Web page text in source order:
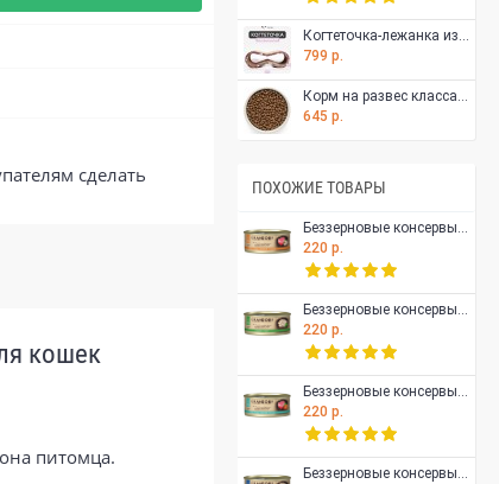
Когтеточка-лежанка из гофрокартона Тумяу Айс Mini для кошек, 54 х 21 х 20 см
799 р.
Корм на развес класса холистик Grandorf для домашних кошек, с чувствительным ЖКТ или склонных к аллергии, ягненок с индейкой, 500 гр
645 р.
ПОХОЖИЕ ТОВАРЫ
Беззерновые консервы GRANDORF для особо аллергенных кошек всех возрастов, филе тунца с куриной грудкой в собственном соку 70 гр
220 р.
Беззерновые консервы GRANDORF для особо аллергенных кошек всех возрастов, куриная грудка в собственном соку 70 гр
220 р.
Беззерновые консервы GRANDORF для особо аллергенных кошек всех возрастов, Филе тунца с мясом лосося в собственном соку 70 гр
220 р.
Беззерновые консервы GRANDORF для особо аллергенных кошек всех возрастов, куриная грудка с сибасом в собственном соку 70 гр
сделать
кошек
питомца.